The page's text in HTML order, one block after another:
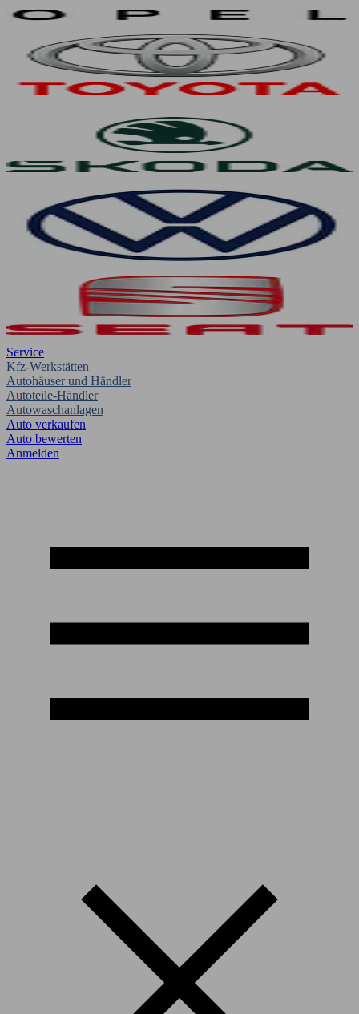
Service
Kfz-Werkstätten
Autohäuser und Händler
Autoteile-Händler
Autowaschanlagen
Auto verkaufen
Auto bewerten
Anmelden